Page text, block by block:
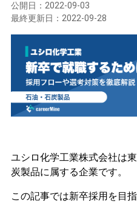
公開日： 2022-09-03
最終更新日： 2022-09-28
ユシロ化学工業株式会社は
炭製品に属する企業です。
この記事では新卒採用を目